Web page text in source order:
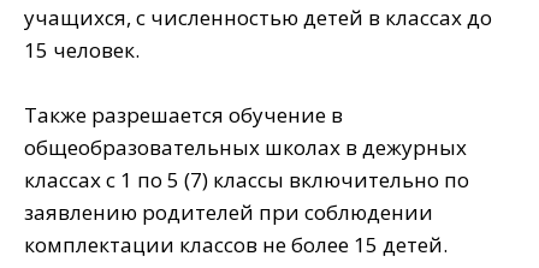
учащихся, с численностью детей в классах до
15 человек.
Также разрешается обучение в
общеобразовательных школах в дежурных
классах с 1 по 5 (7) классы включительно по
заявлению родителей при соблюдении
комплектации классов не более 15 детей.